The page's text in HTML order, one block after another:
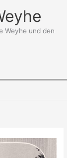
Weyhe und den